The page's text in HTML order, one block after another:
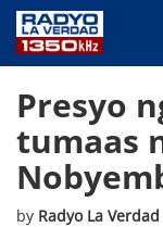
PUBLIC
PROGRAMS
ABOUT
Presyo
tumaas
by Radyo La Verdad